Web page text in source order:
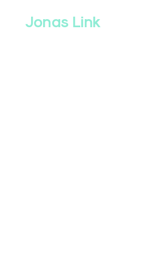
contentJonas Link